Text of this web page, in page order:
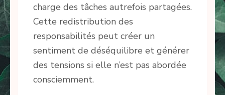
charge des tâches autrefois partagées.
Cette redistribution des
responsabilités peut créer un
sentiment de déséquilibre et générer
des tensions si elle n’est pas abordée
consciemment.